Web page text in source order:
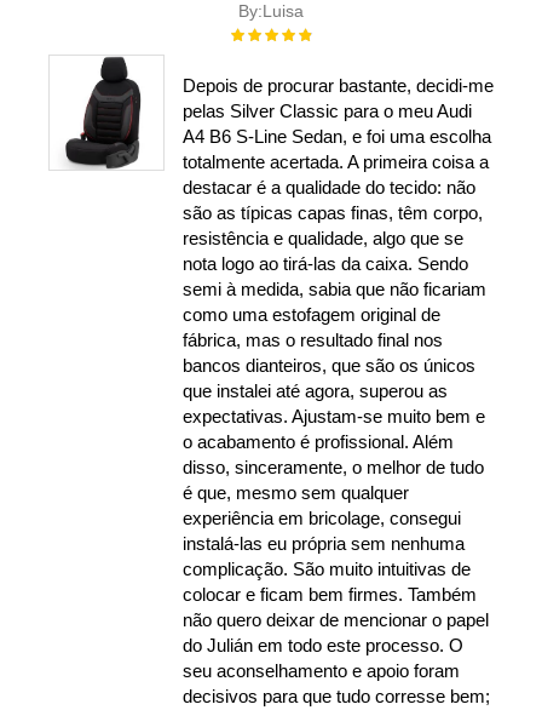
By:Luisa
Rating:
Depois de procurar bastante, decidi-me
pelas Silver Classic para o meu Audi
A4 B6 S-Line Sedan, e foi uma escolha
totalmente acertada. A primeira coisa a
destacar é a qualidade do tecido: não
são as típicas capas finas, têm corpo,
resistência e qualidade, algo que se
nota logo ao tirá-las da caixa. Sendo
semi à medida, sabia que não ficariam
como uma estofagem original de
fábrica, mas o resultado final nos
bancos dianteiros, que são os únicos
que instalei até agora, superou as
expectativas. Ajustam-se muito bem e
o acabamento é profissional. Além
disso, sinceramente, o melhor de tudo
é que, mesmo sem qualquer
experiência em bricolage, consegui
instalá-las eu própria sem nenhuma
complicação. São muito intuitivas de
colocar e ficam bem firmes. Também
não quero deixar de mencionar o papel
do Julián em todo este processo. O
seu aconselhamento e apoio foram
decisivos para que tudo corresse bem;